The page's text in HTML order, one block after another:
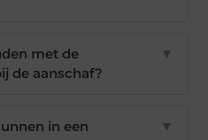
met de
de aanschaf?
▼
in een
▼